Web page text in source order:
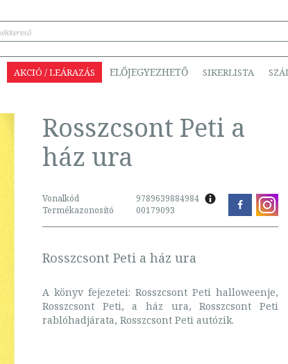
AKCIÓ / LEÁRAZÁS ELŐJEGYEZHETŐ SIKERLISTA
Rosszcsont Peti a
ház ura
Vonalkód
9789639884984
Termékazonosító
00179093
Rosszcsont Peti a ház ura
A könyv fejezetei: Rosszcsont Peti halloweenje,
Rosszcsont Peti, a ház ura, Rosszcsont Peti
rablóhadjárata, Rosszcsont Peti autózik.